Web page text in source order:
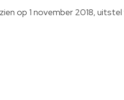
op 1 november 2018,